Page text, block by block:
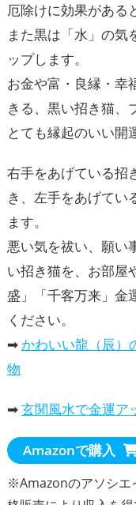
厄除けに効果がある
また黒は「水」の気
ップします。
お金や富・良縁・幸
きる、黒い招き猫、
とても縁起のいい開
右手をあげている招
き、左手をあげてい
ます。
悪い気を祓い、願い
い招き猫を、お部屋
盛」「千客万来」金
ください。
➡ かわいい龍（辰）
物
➡玄関風水で金運ア
Amazonで購入
※Amazonのアソシエ